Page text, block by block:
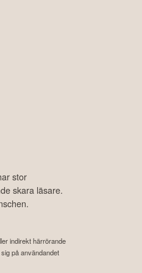
stor
skara läsare.
indirekt härrörande
på användandet